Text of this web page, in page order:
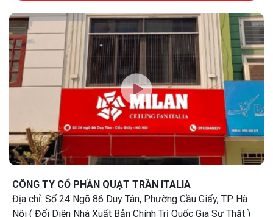
CÔNG TY CỔ PHẦN QUẠT TRẦN ITALIA
Địa chỉ: Số 24 Ngõ 86 Duy Tân, Phường Cầu Giấy, TP Hà
Nội ( Đối Diện Nhà Xuất Bản Chính Trị Quốc Gia Sự Thật )